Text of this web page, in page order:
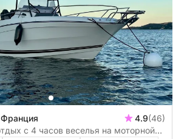
4.9(46)
с 4 часов веселья на моторной